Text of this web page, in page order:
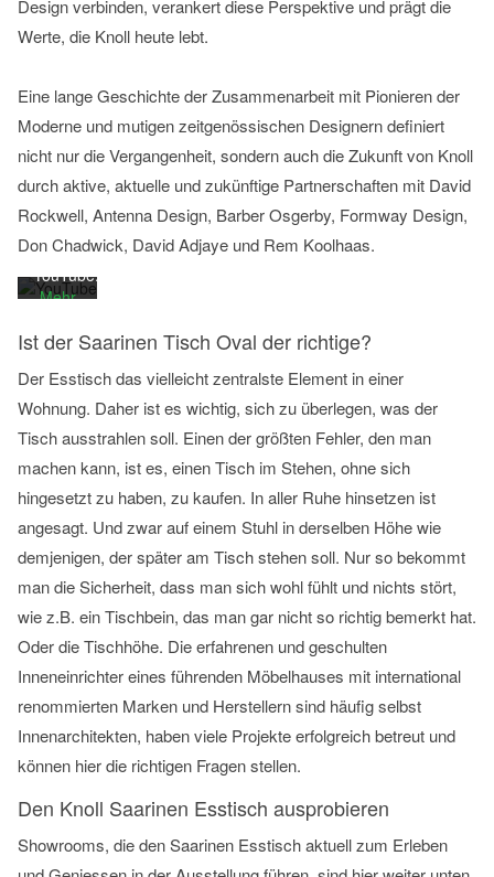
Design verbinden, verankert diese Perspektive und prägt die
Werte, die Knoll heute lebt.
Eine lange Geschichte der Zusammenarbeit mit Pionieren der
Moderne und mutigen zeitgenössischen Designern definiert
nicht nur die Vergangenheit, sondern auch die Zukunft von Knoll
durch aktive, aktuelle und zukünftige Partnerschaften mit David
Rockwell, Antenna Design, Barber Osgerby, Formway Design,
Don Chadwick, David Adjaye und Rem Koolhaas.
dem
Laden
Videos
akzeptieren
Sie die
Datenschutzerklärung
von
YouTube.
Mehr
laden
immer
entsperren
Ist der Saarinen Tisch Oval der richtige?
Der Esstisch das vielleicht zentralste Element in einer
Wohnung. Daher ist es wichtig, sich zu überlegen, was der
Tisch ausstrahlen soll. Einen der größten Fehler, den man
machen kann, ist es, einen Tisch im Stehen, ohne sich
hingesetzt zu haben, zu kaufen. In aller Ruhe hinsetzen ist
angesagt. Und zwar auf einem Stuhl in derselben Höhe wie
demjenigen, der später am Tisch stehen soll. Nur so bekommt
man die Sicherheit, dass man sich wohl fühlt und nichts stört,
wie z.B. ein Tischbein, das man gar nicht so richtig bemerkt hat.
Oder die Tischhöhe. Die erfahrenen und geschulten
Inneneinrichter eines führenden Möbelhauses mit international
renommierten Marken und Herstellern sind häufig selbst
Innenarchitekten, haben viele Projekte erfolgreich betreut und
können hier die richtigen Fragen stellen.
Den Knoll Saarinen Esstisch ausprobieren
Showrooms, die den Saarinen Esstisch aktuell zum Erleben